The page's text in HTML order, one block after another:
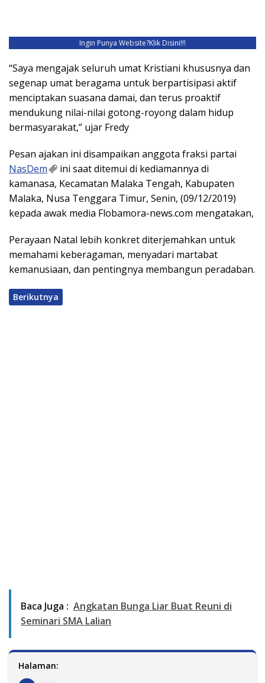
Ingin Punya Website?Klik Disini!!!
“Saya mengajak seluruh umat Kristiani khususnya dan
segenap umat beragama untuk berpartisipasi aktif
menciptakan suasana damai, dan terus proaktif
mendukung nilai-nilai gotong-royong dalam hidup
bermasyarakat,” ujar Fredy
Pesan ajakan ini disampaikan anggota fraksi partai
NasDem
ini saat ditemui di kediamannya di
kamanasa, Kecamatan Malaka Tengah, Kabupaten
Malaka, Nusa Tenggara Timur, Senin, (09/12/2019)
kepada awak media Flobamora-news.com mengatakan,
Perayaan Natal lebih konkret diterjemahkan untuk
memahami keberagaman, menyadari martabat
kemanusiaan, dan pentingnya membangun peradaban.
Berikutnya
Baca Juga : Angkatan Bunga Liar Buat Reuni di
Seminari SMA Lalian
Halaman: